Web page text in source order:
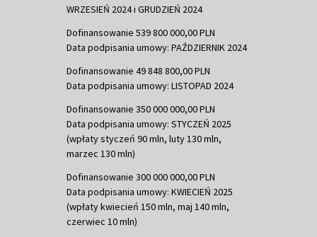
WRZESIEŃ 2024 i GRUDZIEŃ 2024
Dofinansowanie 539 800 000,00 PLN
Data podpisania umowy: PAŹDZIERNIK 2024
Dofinansowanie 49 848 800,00 PLN
Data podpisania umowy: LISTOPAD 2024
Dofinansowanie 350 000 000,00 PLN
Data podpisania umowy: STYCZEŃ 2025
(wpłaty styczeń 90 mln, luty 130 mln,
marzec 130 mln)
Dofinansowanie 300 000 000,00 PLN
Data podpisania umowy: KWIECIEŃ 2025
(wpłaty kwiecień 150 mln, maj 140 mln,
czerwiec 10 mln)